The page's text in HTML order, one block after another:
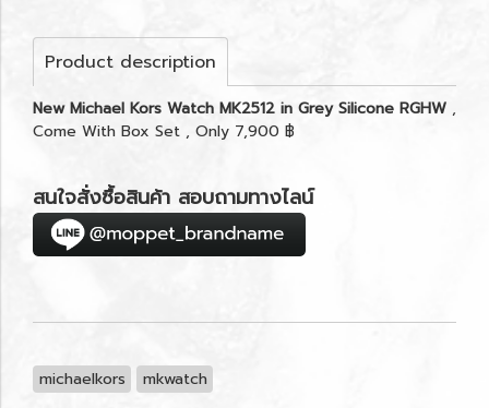
Product description
New Michael Kors Watch MK2512 in Grey Silicone RGHW ,
Come With Box Set , Only 7,900 ฿
สนใจสั่งซื้อสินค้า สอบถามทางไลน์
michaelkors mkwatch